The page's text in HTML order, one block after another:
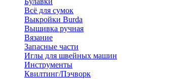
Всё для сумок
Выкройки Burda
Вышивка ручная
Вязание
Запасные части
Иглы для швейных машин
Инструменты
Квилтинг/Пэчворк